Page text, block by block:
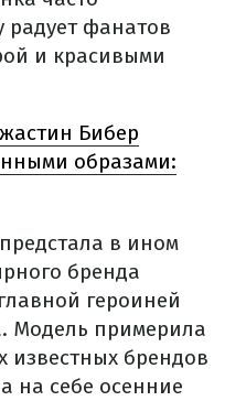
радует фанатов
и красивыми
Бибер
образами:
в ином
бренда
героиней
Модель примерила
известных брендов
на себе осенние